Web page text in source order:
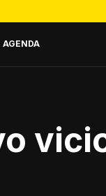
AGENDA